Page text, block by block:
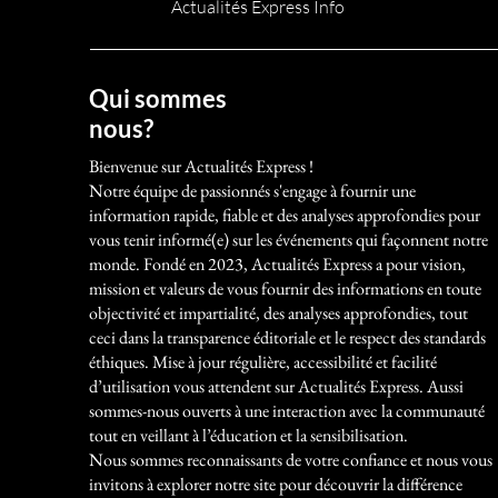
Actualités Express Info
Qui sommes
nous?
Bienvenue sur Actualités Express !
Notre équipe de passionnés s'engage à fournir une
information rapide, fiable et des analyses approfondies pour
vous tenir informé(e) sur les événements qui façonnent notre
monde. Fondé en 2023, Actualités Express a pour vision,
mission et valeurs de vous fournir des informations en toute
objectivité et impartialité, des analyses approfondies, tout
ceci dans la transparence éditoriale et le respect des standards
éthiques. Mise à jour régulière, accessibilité et facilité
d’utilisation vous attendent sur Actualités Express. Aussi
sommes-nous ouverts à une interaction avec la communauté
tout en veillant à l’éducation et la sensibilisation.
Nous sommes reconnaissants de votre confiance et nous vous
invitons à explorer notre site pour découvrir la différence